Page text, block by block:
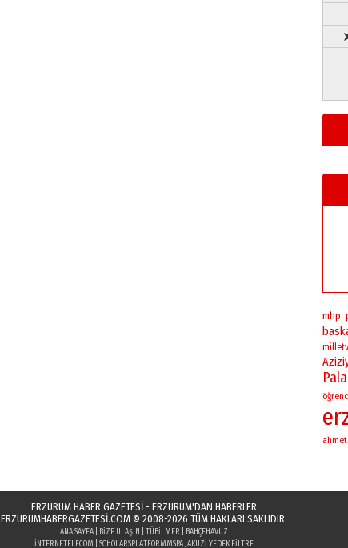
mhp
ahmet
ERZURUM HABER GAZETESİ - ERZURUM'DAN HABERLER
ERZURUMHABERGAZETESI.COM© 2008-2026 TÜM HAKLARI SAKLIDIR.
ANA SAYFA| BIZE ULAŞIN TÜBILMER
BAHÇEHAVUZ
INTERNETELECOM
SCHOLARSPLATFORMMSPA JAKUZI YEDEK FILTRE